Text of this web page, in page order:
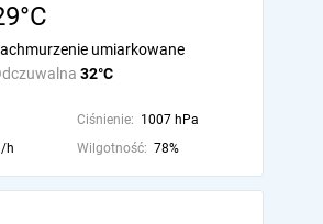
32°C
umiarkowane
Ciśnienie: 1007 hPa
h Wilgotność: 78%